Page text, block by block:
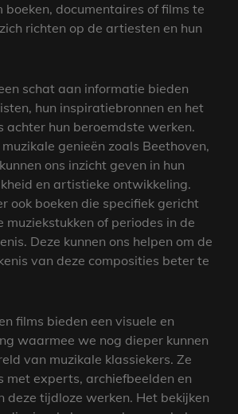
boeken, documentaires of films te
richten op de artiesten en hun
schat aan informatie bieden
hun inspiratiebronnen en het
achter hun beroemdste werken.
genieën zoals Beethoven,
ons inzicht geven in hun
en artistieke ontwikkeling.
ook boeken die specifiek gericht
muziekstukken of periodes in de
Deze kunnen ons helpen om de
van deze composities beter te
films bieden een visuele en
waarmee we nog dieper kunnen
van muzikale klassiekers. Ze
met experts, archiefbeelden en
deze tijdloze werken. Het bekijken